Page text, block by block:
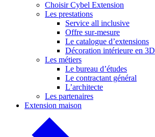
Choisir Cybel Extension
Les prestations
Service all inclusive
Offre sur-mesure
Le catalogue d’extensions
Décoration intérieure en 3D
Les métiers
Le bureau d’études
Le contractant général
L’architecte
Les partenaires
Extension maison